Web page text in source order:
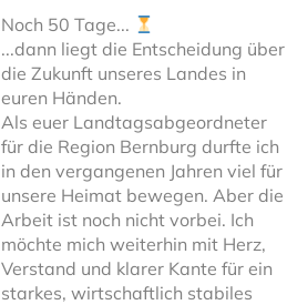
Noch 50 Tage...
...dann liegt die Entscheidung über
die Zukunft unseres Landes in
euren Händen.
Als euer Landtagsabgeordneter
für die Region Bernburg durfte ich
in den vergangenen Jahren viel für
unsere Heimat bewegen. Aber die
Arbeit ist noch nicht vorbei. Ich
möchte mich weiterhin mit Herz,
Verstand und klarer Kante für ein
starkes, wirtschaftlich stabiles